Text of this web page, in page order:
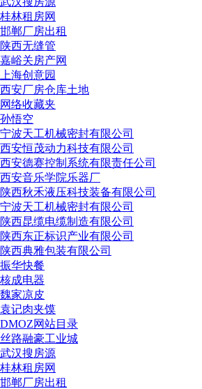
桂林租房网
邯郸厂房出租
陕西无缝管
嘉峪关房产网
上海创意园
西安厂房仓库土地
网络收藏夹
孙悟空
宁波天工机械密封有限公司
西安恒茂动力科技有限公司
西安德赛控制系统有限责任公司
西安音乐学院乐器厂
陕西秋禾液压科技装备有限公司
宁波天工机械密封有限公司
陕西昆缆电缆制造有限公司
陕西东正标识产业有限公司
陕西典雅包装有限公司
振华快餐
核成电器
魏家凉皮
袁记肉夹馍
DMOZ网站目录
丝路融豪工业城
武汉搜房源
桂林租房网
邯郸厂房出租